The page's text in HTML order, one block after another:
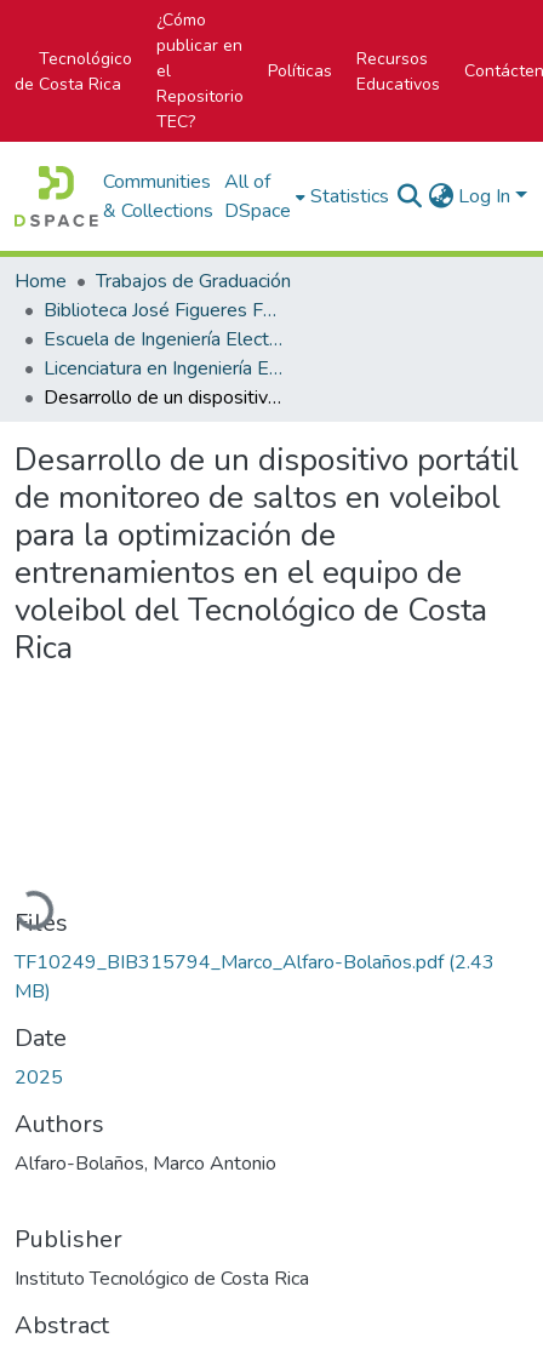
Tecnológico
de Costa Rica
¿Cómo
publicar en
el
Repositorio
TEC?
Políticas
Recursos
Educativos
Communities
& Collections
All of
DSpace
Statistics Log In
Home
Trabajos de Graduación
Biblioteca José Figueres Ferrer
Escuela de Ingeniería Electrónica
Licenciatura en Ingeniería Electrónica
Desarrollo de un dispositivo portátil de monitoreo de saltos en voleibol para la optimización de entrenamientos en el equipo de voleibol del Tecnológico de Costa Rica
Desarrollo de un dispositivo portátil
de monitoreo de saltos en voleibol
para la optimización de
entrenamientos en el equipo de
voleibol del Tecnológico de Costa
Rica
Loading...
Files
TF10249_BIB315794_Marco_Alfaro-Bolaños.pdf(2.43
MB)
Date
2025
Authors
Alfaro-Bolaños, Marco Antonio
Publisher
Instituto Tecnológico de Costa Rica
Abstract